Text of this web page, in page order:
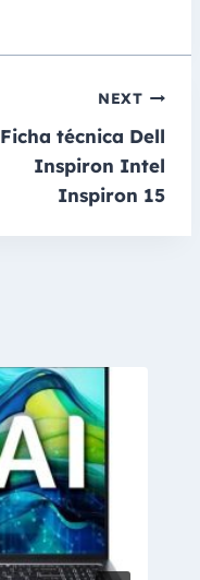
NEXT
Ficha técnica Dell
Inspiron Intel
Inspiron 15